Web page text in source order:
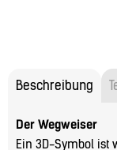
Beschreibung
Der Wegweiser
Ein 3D-Symbol ist